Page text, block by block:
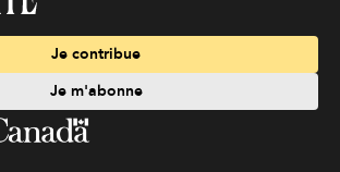
Je contribue
Je m'abonne